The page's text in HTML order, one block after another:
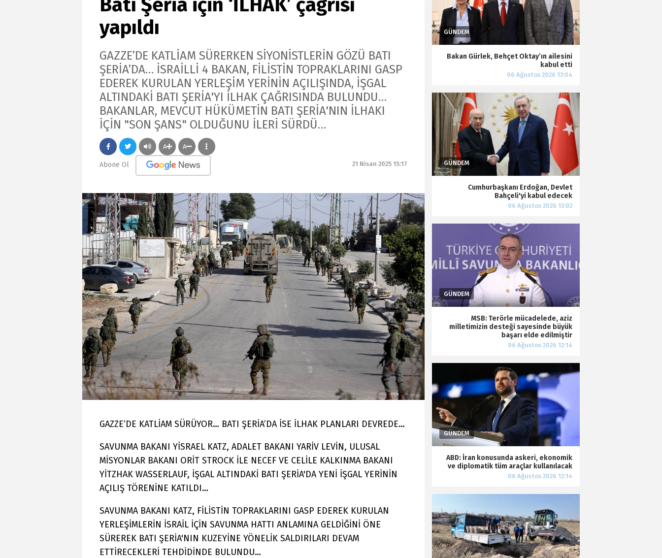
Batı Şeria için ‘İLHAK’ çağrısı
yapıldı
GAZZE’DE KATLİAM SÜRERKEN SİYONİSTLERİN GÖZÜ BATI
ŞERİA’DA… İSRAİLLİ 4 BAKAN, FİLİSTİN TOPRAKLARINI GASP
EDEREK KURULAN YERLEŞİM YERİNİN AÇILIŞINDA, İŞGAL
ALTINDAKİ BATI ŞERİA'YI İLHAK ÇAĞRISINDA BULUNDU…
BAKANLAR, MEVCUT HÜKÜMETİN BATI ŞERİA'NIN İLHAKI
İÇİN "SON ŞANS" OLDUĞUNU İLERİ SÜRDÜ…
A A
Abone Ol 21 Nisan 2025 15:17
GAZZE’DE KATLİAM SÜRÜYOR… BATI ŞERİA’DA İSE İLHAK PLANLARI DEVREDE…
SAVUNMA BAKANI YİSRAEL KATZ, ADALET BAKANI YARİV LEVİN, ULUSAL
MİSYONLAR BAKANI ORİT STROCK İLE NECEF VE CELİLE KALKINMA BAKANI
YİTZHAK WASSERLAUF, İŞGAL ALTINDAKİ BATI ŞERİA'DA YENİ İŞGAL YERİNİN
AÇILIŞ TÖRENİNE KATILDI…
SAVUNMA BAKANI KATZ, FİLİSTİN TOPRAKLARINI GASP EDEREK KURULAN
YERLEŞİMLERİN İSRAİL İÇİN SAVUNMA HATTI ANLAMINA GELDİĞİNİ ÖNE
SÜREREK BATI ŞERİA'NIN KUZEYİNE YÖNELİK SALDIRILARI DEVAM
ETTİRECEKLERİ TEHDİDİNDE BULUNDU…
Bakan Gürlek, Behçet Oktay’ın ailesini
kabul etti
Cumhurbaşkanı Erdoğan, Devlet
Bahçeli'yi kabul edecek
MSB: Terörle mücadelede, aziz
milletimizin desteği sayesinde büyük
başarı elde edilmiştir
ABD: İran konusunda askeri, ekonomik
ve diplomatik tüm araçlar kullanılacak